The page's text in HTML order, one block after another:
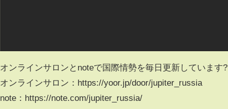
オンラインサロンとnoteで国際情勢を毎日更新しています?
オンラインサロン：https://yoor.jp/door/jupiter_russia
note：https://note.com/jupiter_russia/